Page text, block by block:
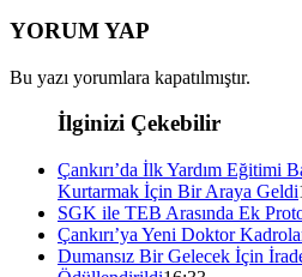
YORUM YAP
Bu yazı yorumlara kapatılmıştır.
İlginizi Çekebilir
Çankırı’da İlk Yardım Eğitimi
Kurtarmak İçin Bir Araya Geldi
SGK ile TEB Arasında Ek
Çankırı’ya Yeni Doktor
Dumansız Bir Gelecek İçin